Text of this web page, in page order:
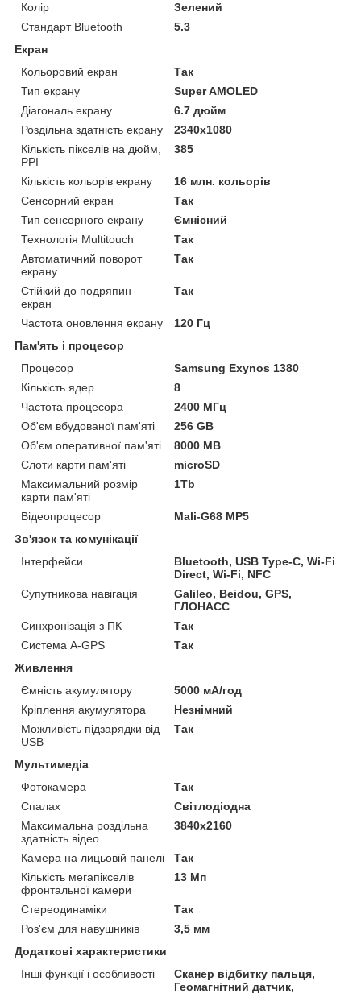
Колір
Зелений
Стандарт Bluetooth
5.3
Екран
Кольоровий екран
Так
Тип екрану
Super AMOLED
Діагональ екрану
6.7 дюйм
Роздільна здатність екрану
2340х1080
Кількість пікселів на дюйм,
PPI
385
Кількість кольорів екрану
16 млн. кольорів
Сенсорний екран
Так
Тип сенсорного екрану
Ємнісний
Технологія Multitouch
Так
Автоматичний поворот
екрану
Так
Стійкий до подряпин
екран
Так
Частота оновлення екрану
120 Гц
Пам'ять і процесор
Процесор
Samsung Exynos 1380
Кількість ядер
8
Частота процесора
2400 МГц
Об'єм вбудованої пам'яті
256 GB
Об'єм оперативної пам'яті
8000 MB
Слоти карти пам'яті
microSD
Максимальний розмір
карти пам'яті
1Tb
Відеопроцесор
Mali-G68 MP5
Зв'язок та комунікації
Інтерфейси
Bluetooth, USB Type-C, Wi-Fi
Direct, Wi-Fi, NFC
Супутникова навігація
Galileo, Beidou, GPS,
ГЛОНАСС
Синхронізація з ПК
Так
Система A-GPS
Так
Живлення
Ємність акумулятору
5000 мА/год
Кріплення акумулятора
Незнімний
Можливість підзарядки від
USB
Так
Мультимедіа
Фотокамера
Так
Спалах
Світлодіодна
Максимальна роздільна
здатність відео
3840x2160
Камера на лицьовій панелі
Так
Кількість мегапікселів
фронтальної камери
13 Мп
Стереодинаміки
Так
Роз'єм для навушників
3,5 мм
Додаткові характеристики
Інші функції і особливості
Сканер відбитку пальця,
Геомагнітний датчик,